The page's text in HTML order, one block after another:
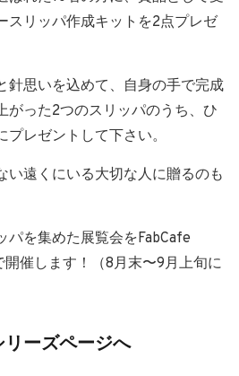
スリッパ作成キットを2点プレゼ
針思いを込めて、自身の手で完成
がった2つのスリッパのうち、ひ
レゼントして下さい。
い遠くにいる大切な人に贈るのも
パを集めた展覧会をFabCafe
催します！（8月末〜9月上旬に
ーズページへ